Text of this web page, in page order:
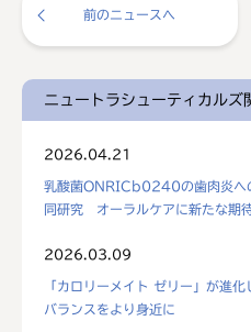
前のニュースへ
ニュートラシューティカルズ
2026.04.21
乳酸菌ONRICb0240の歯肉炎へ
同研究 オーラルケアに新たな期
2026.03.09
「カロリーメイト ゼリー」が進
バランスをより身近に